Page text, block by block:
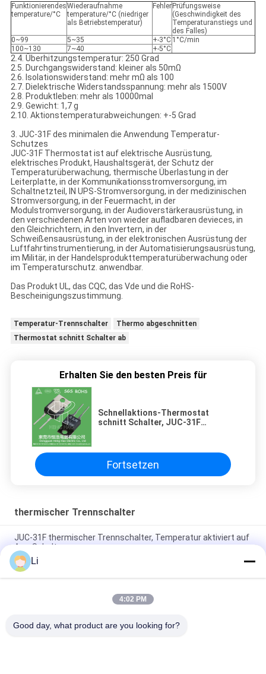
Funktionierendes
temperature/°C
Wiederaufnahme
temperature/°C (niedriger
als Betriebstemperatur)
Fehler Prüfungsweise
(Geschwindigkeit des
Temperaturanstiegs und
des Falles)
0~99
5~35 +-3°C 1°C/min
100~130
7~40 +-5°C
2.4. Überhitzungstemperatur: 250 Grad
2.5. Durchgangswiderstand: kleiner als 50mΩ
2.6. Isolationswiderstand: mehr mΩ als 100
2.7. Dielektrische Widerstandsspannung: mehr als 1500V
2.8. Produktleben: mehr als 10000mal
2.9. Gewicht: 1,7 g
2.10. Aktionstemperaturabweichungen: +-5 Grad
3. JUC-31F des minimalen die Anwendung Temperatur-
Schutzes
JUC-31F Thermostat ist auf elektrische Ausrüstung,
elektrisches Produkt, Haushaltsgerät, der Schutz der
Temperaturüberwachung, thermische Überlastung in der
Leiterplatte, in der Kommunikationsstromversorgung, im
Schaltnetzteil, IN UPS-Stromversorgung, in der medizinischen
Stromversorgung, in der Feuermacht, in der
Modulstromversorgung, in der Audioverstärkerausrüstung, in
den verschiedenen Arten von wieder aufladbaren devieces, in
den Gleichrichtern, in den Invertern, in der
Schweißensausrüstung, in der elektronischen Ausrüstung der
Luftfahrtinstrumentierung, in der Automatisierungsausrüstung,
im Militär, in der Handelsprodukttemperaturüberwachung oder
im Temperaturschutz. anwendbar.
Das Produkt UL, das CQC, das Vde und die RoHS-
Bescheinigungszustimmung.
Temperatur-Trennschalter
Thermo abgeschnitten
Thermostat schnitt Schalter ab
Erhalten Sie den besten Preis für
Schnellaktions-Thermostat
schnitt Schalter, JUC-31F
Fortsetzen
thermischer Trennschalter
JUC-31F thermischer Trennschalter, Temperatur aktiviert auf
Aus-Schalter
Selbst- thermische Sicherung/Temperatur-Trennschalter für
wieder aufladbare Geräte
Noten-Art thermischer Trennschalter-Plastikverschluss-
Li
4:02 PM
Good day, what product are you looking for?